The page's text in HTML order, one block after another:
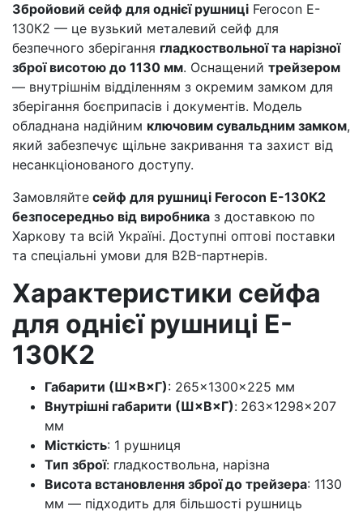
Збройовий сейф для однієї рушниці Ferocon E-
130К2 — це вузький металевий сейф для
безпечного зберігання гладкоствольної та нарізної
зброї висотою до 1130 мм. Оснащений трейзером
— внутрішнім відділенням з окремим замком для
зберігання боєприпасів і документів. Модель
обладнана надійним ключовим сувальдним замком,
який забезпечує щільне закривання та захист від
несанкціонованого доступу.
Замовляйте сейф для рушниці Ferocon E-130К2
безпосередньо від виробника з доставкою по
Харкову та всій Україні. Доступні оптові поставки
та спеціальні умови для B2B-партнерів.
Характеристики сейфа
для однієї рушниці E-
130К2
Габарити (Ш×В×Г): 265×1300×225 мм
Внутрішні габарити (Ш×В×Г): 263×1298×207
мм
Місткість: 1 рушниця
Тип зброї: гладкоствольна, нарізна
Висота встановлення зброї до трейзера: 1130
мм — підходить для більшості рушниць